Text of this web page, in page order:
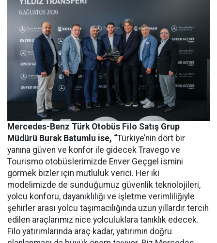
Mercedes-Benz Türk Otobüs Filo Satış Grup
Müdürü Burak Batumlu ise, “Türkiye’nin dört bir
yanına güven ve konfor ile gidecek Travego ve
Tourismo otobüslerimizde Enver Geçgel ismini
görmek bizler için mutluluk verici. Her iki
modelimizde de sunduğumuz güvenlik teknolojileri,
yolcu konforu, dayanıklılığı ve işletme verimliliğiyle
şehirler arası yolcu taşımacılığında uzun yıllardır tercih
edilen araçlarımız nice yolculuklara tanıklık edecek.
Filo yatırımlarında araç kadar, yatırımın doğru